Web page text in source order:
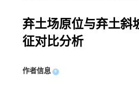
弃土场原位与弃土斜
征对比分析
作者信息 +